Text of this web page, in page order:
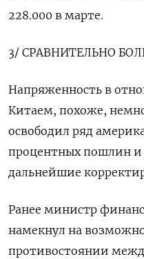
228.000 в марте.
3/ СРАВНИТЕЛЬНО
Напряженность в
Китаем, похоже,
освободил ряд
процентных пошлин и
дальнейшие
Ранее министр
намекнул на
противостоянии